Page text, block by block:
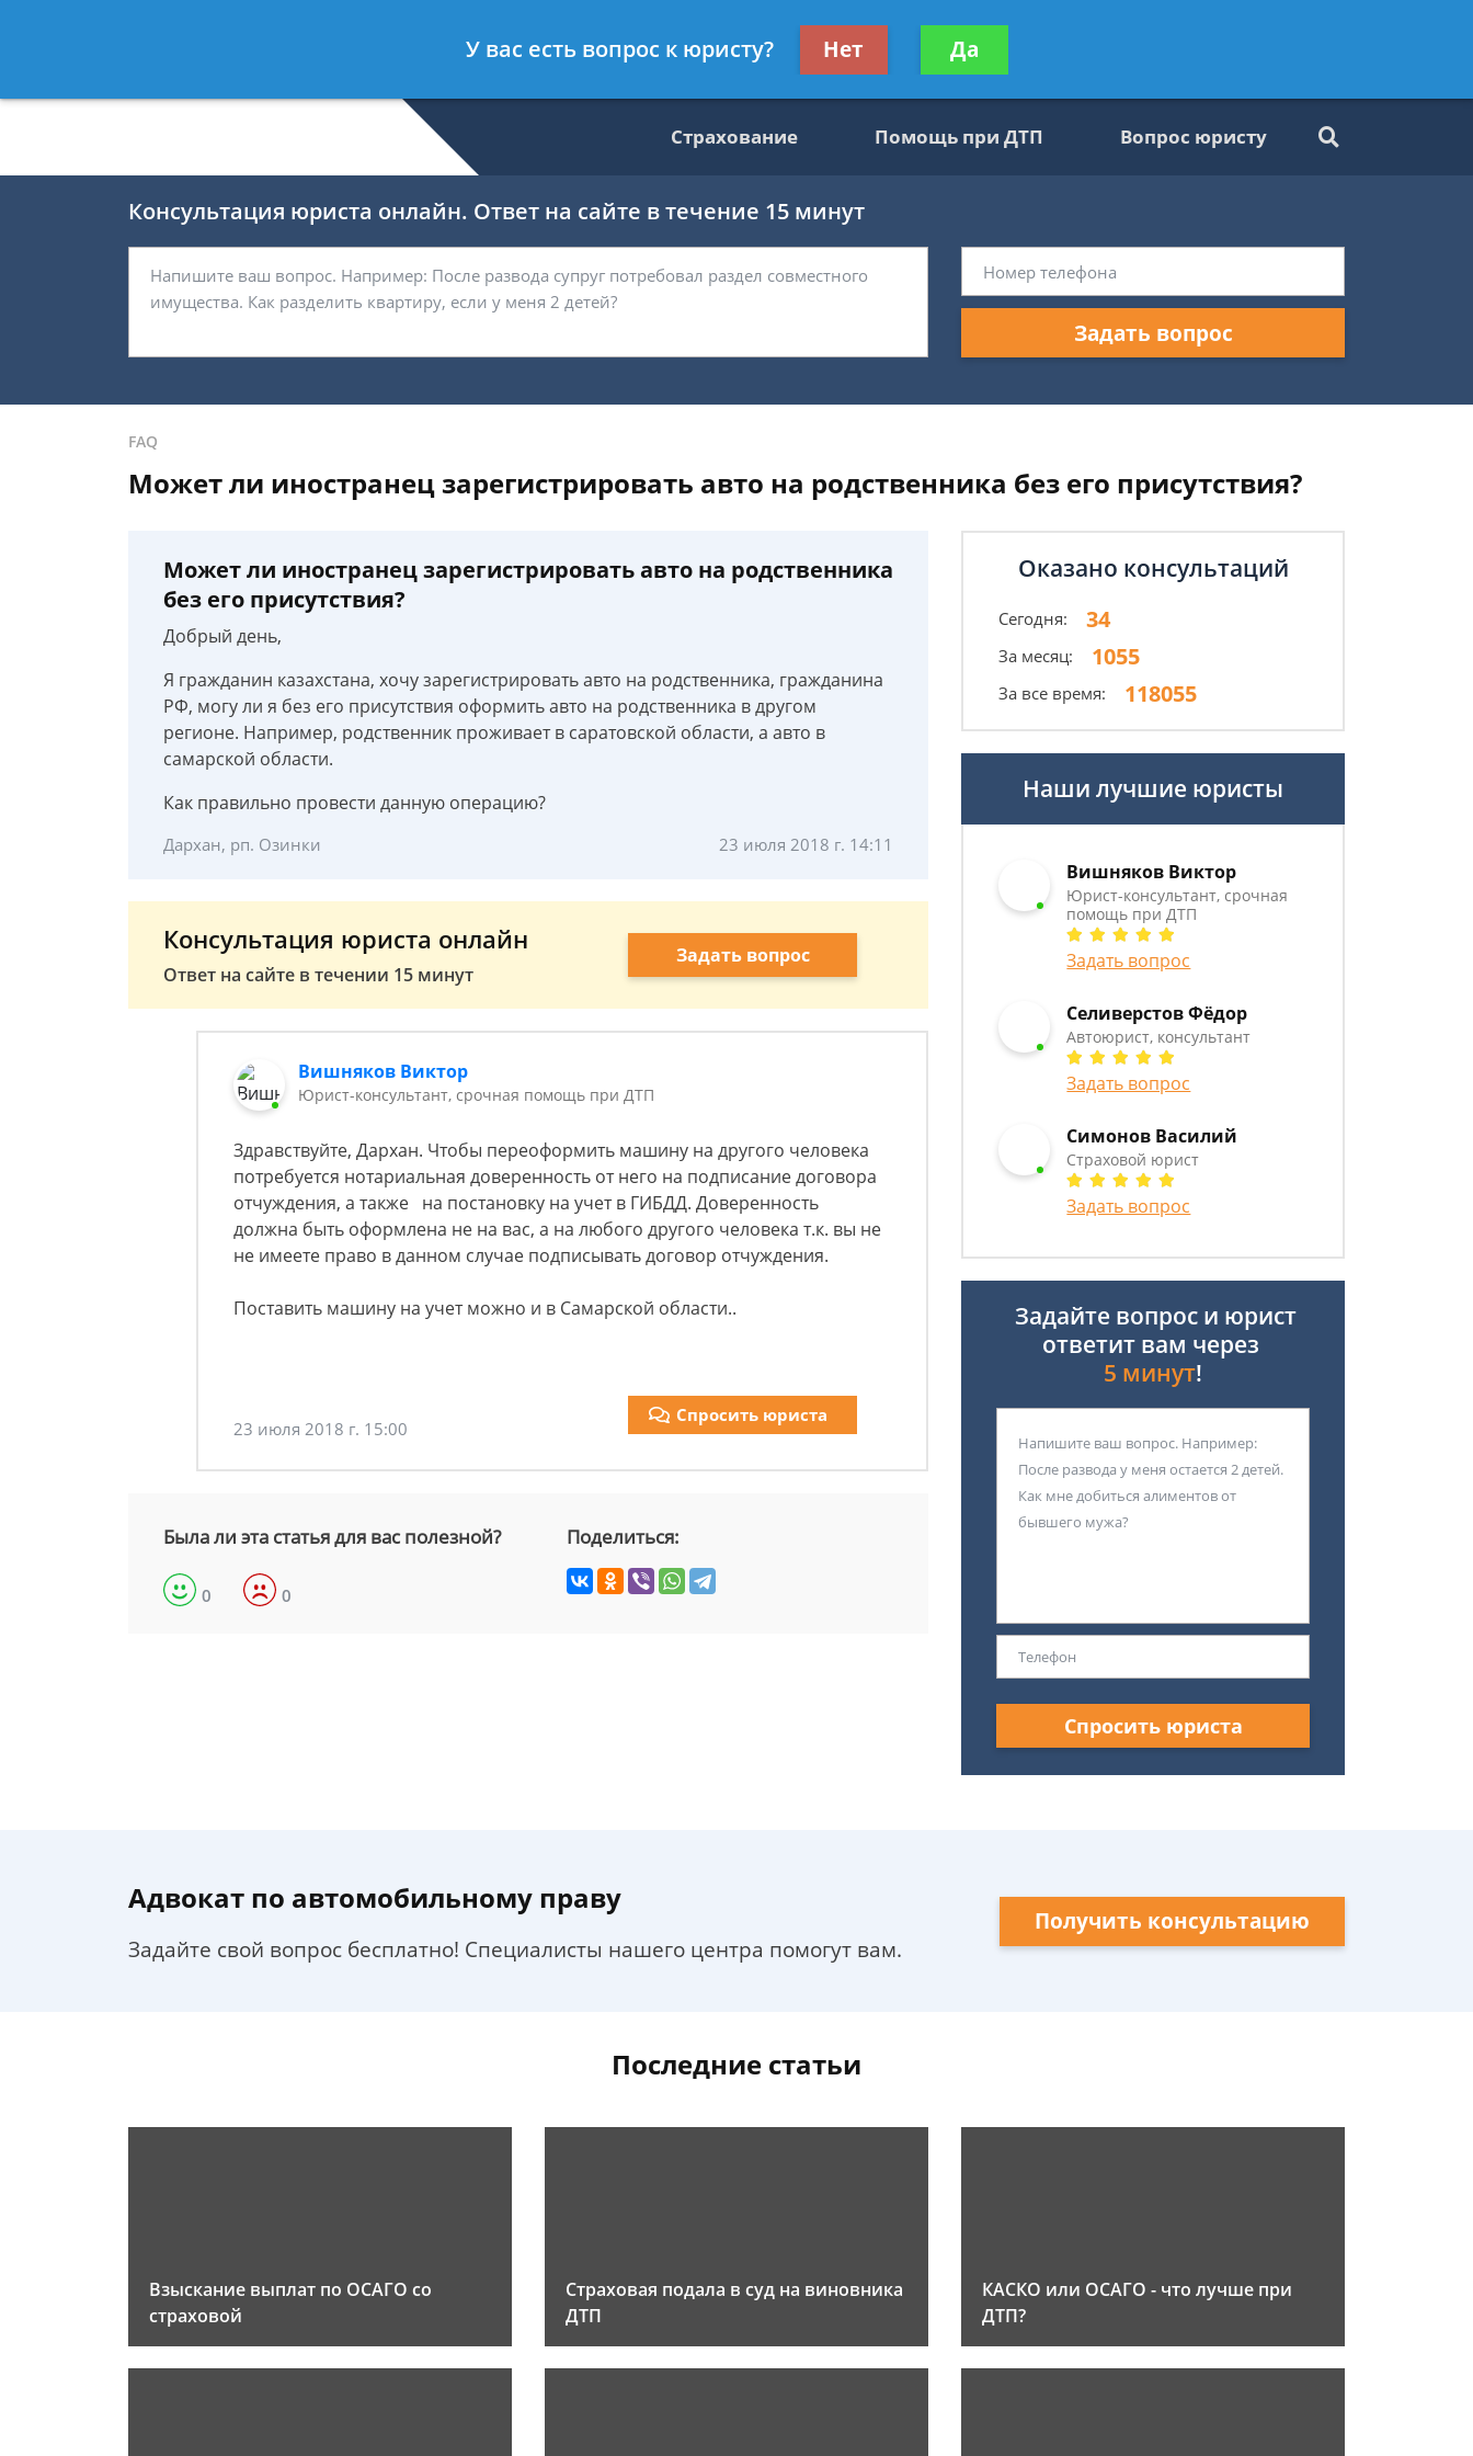
- Автоюрист, консультант
Получите консультацию
бесплатно
Страхование Помощь при ДТП Вопрос юристу
Консультация юриста онлайн. Ответ на сайте в течение 15 минут
Задать вопрос
FAQ
Может ли иностранец зарегистрировать авто на родственника без его присутствия?
Может ли иностранец зарегистрировать авто на родственника
без его присутствия?
Добрый день,
Я гражданин казахстана, хочу зарегистрировать авто на родственника, гражданина
РФ, могу ли я без его присутствия оформить авто на родственника в другом
регионе. Например, родственник проживает в саратовской области, а авто в
самарской области.
Как правильно провести данную операцию?
Дархан, рп. Озинки 23 июля 2018 г. 14:11
Консультация юриста онлайн
Ответ на сайте в течении 15 минут
Задать вопрос
Вишняков Виктор
Юрист-консультант, срочная помощь при ДТП
Здравствуйте, Дархан. Чтобы переоформить машину на другого человека
потребуется нотариальная доверенность от него на подписание договора
отчуждения, а также на постановку на учет в ГИБДД. Доверенность
должна быть оформлена не на вас, а на любого другого человека т.к. вы не
не имеете право в данном случае подписывать договор отчуждения.
Поставить машину на учет можно и в Самарской области..
23 июля 2018 г. 15:00
Спросить юриста
Была ли эта статья для вас полезной?
0 0
Поделиться:
Оказано консультаций
Сегодня: 34
За месяц: 1055
За все время: 118055
Наши лучшие юристы
Вишняков Виктор
Юрист-консультант, срочная
помощь при ДТП
Задать вопрос
Селиверстов Фёдор
Автоюрист, консультант
Задать вопрос
Симонов Василий
Страховой юрист
Задать вопрос
Задайте вопрос и юрист
ответит вам через
5 минут!
Спросить юриста
Адвокат по автомобильному праву
Задайте свой вопрос бесплатно! Специалисты нашего центра помогут вам.
Получить консультацию
Последние статьи
Взыскание выплат по ОСАГО со
страховой
Страховая подала в суд на виновника
ДТП
КАСКО или ОСАГО - что лучше при
ДТП?
У вас есть вопрос к юристу? Нет Да